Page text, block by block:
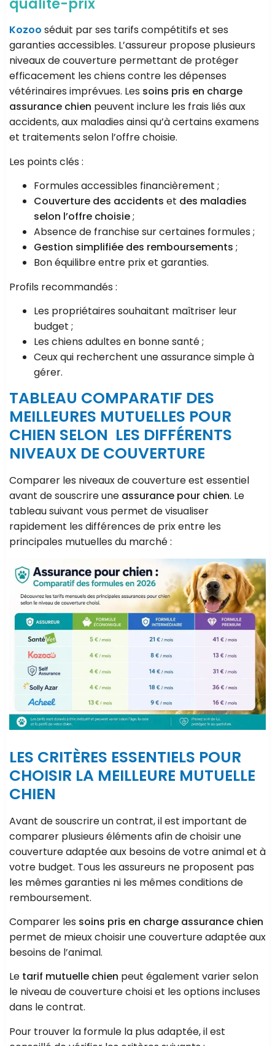
qualité-prix
Kozoo séduit par ses tarifs compétitifs et ses
garanties accessibles. L’assureur propose plusieurs
niveaux de couverture permettant de protéger
efficacement les chiens contre les dépenses
vétérinaires imprévues. Les soins pris en charge
assurance chien peuvent inclure les frais liés aux
accidents, aux maladies ainsi qu’à certains examens
et traitements selon l’offre choisie.
Les points clés :
Formules accessibles financièrement ;
Couverture des accidents et des maladies
selon l’offre choisie;
Absence de franchise sur certaines formules ;
Gestion simplifiée des remboursements ;
Bon équilibre entre prix et garanties.
Profils recommandés :
Les propriétaires souhaitant maîtriser leur
budget ;
Les chiens adultes en bonne santé ;
Ceux qui recherchent une assurance simple à
gérer.
TABLEAU COMPARATIF DES
MEILLEURES MUTUELLES POUR
CHIEN SELON LES DIFFÉRENTS
NIVEAUX DE COUVERTURE
Comparer les niveaux de couverture est essentiel
avant de souscrire une assurance pour chien. Le
tableau suivant vous permet de visualiser
rapidement les différences de prix entre les
principales mutuelles du marché :
LES CRITÈRES ESSENTIELS POUR
CHOISIR LA MEILLEURE MUTUELLE
CHIEN
Avant de souscrire un contrat, il est important de
comparer plusieurs éléments afin de choisir une
couverture adaptée aux besoins de votre animal et à
votre budget. Tous les assureurs ne proposent pas
les mêmes garanties ni les mêmes conditions de
remboursement.
Comparer les soins pris en charge assurance chien
permet de mieux choisir une couverture adaptée aux
besoins de l’animal.
Le tarif mutuelle chien peut également varier selon
le niveau de couverture choisi et les options incluses
dans le contrat.
Pour trouver la formule la plus adaptée, il est